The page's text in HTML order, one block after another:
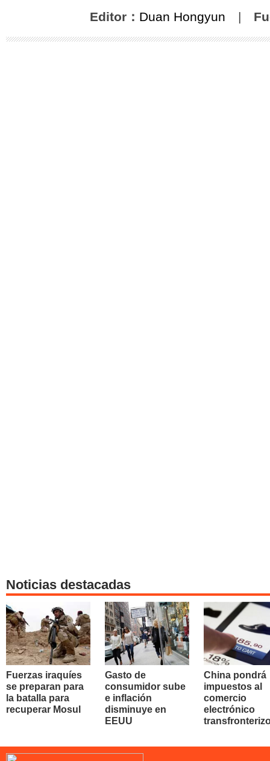
Editor： Duan Hongyun |
Noticias destacadas
Fuerzas iraquíes
se preparan para
la batalla para
recuperar Mosul
Gasto de
consumidor sube
e inflación
disminuye en
EEUU
China pondrá
impuestos al
comercio
electrónico